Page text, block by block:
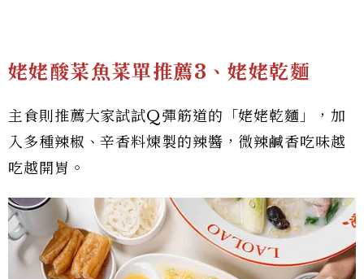
姥姥酸菜魚菜單推薦3、姥姥乾麵
主食則推薦大家試試Q彈筋道的「姥姥乾麵」，加
入多種辣椒、辛香料煉製的辣醬，微辣鹹香吃味越
吃越開胃。